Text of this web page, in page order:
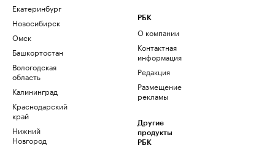
Екатеринбург
Новосибирск
Омск
Башкортостан
Вологодская
область
Калининград
Краснодарский
край
Нижний
Новгород
РБК
О компании
Контактная
информация
Редакция
Размещение
рекламы
Другие
продукты
РБК